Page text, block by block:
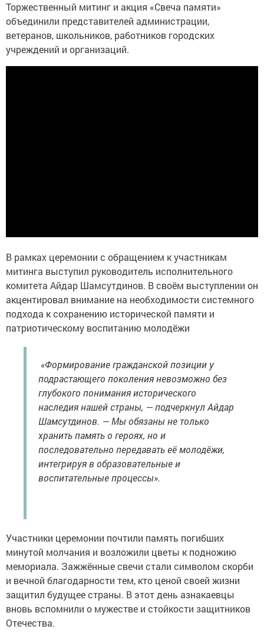
Торжественный митинг и акция «Свеча памяти»
объединили представителей администрации,
ветеранов, школьников, работников городских
учреждений и организаций.
В рамках церемонии с обращением к участникам
митинга выступил руководитель исполнительного
комитета Айдар Шамсутдинов. В своём выступлении он
акцентировал внимание на необходимости системного
подхода к сохранению исторической памяти и
патриотическому воспитанию молодёжи
«Формирование гражданской позиции у
подрастающего поколения невозможно без
глубокого понимания исторического
наследия нашей страны, — подчеркнул Айдар
Шамсутдинов. — Мы обязаны не только
хранить память о героях, но и
последовательно передавать её молодёжи,
интегрируя в образовательные и
воспитательные процессы».
Участники церемонии почтили память погибших
минутой молчания и возложили цветы к подножию
мемориала. Зажжённые свечи стали символом скорби
и вечной благодарности тем, кто ценой своей жизни
защитил будущее страны. В этот день азнакаевцы
вновь вспомнили о мужестве и стойкости защитников
Отечества.